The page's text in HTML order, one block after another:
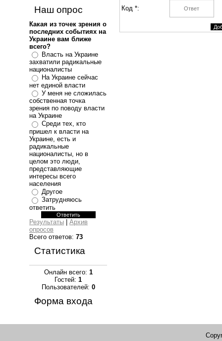
Наш опрос
Какая из точек зрения о
последних событиях на
Украине вам ближе
всего?
Власть на Украине
захватили радикальные
националисты
На Украине сейчас
нет единой власти
У меня не сложилась
собственная точка
зрения по поводу власти
на Украине
Среди тех, кто
пришел к власти на
Украине, есть и
радикальные
националисты, но в
целом это люди,
представляющие
интересы всего
населения
Другое
Затрудняюсь
ответить
Результаты
Архив
опросов
Всего ответов: 73
Статистика
Онлайн всего: 1
Гостей: 1
Пользователей: 0
Форма входа
Код *: